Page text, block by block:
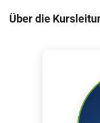
Organisations-
Über die